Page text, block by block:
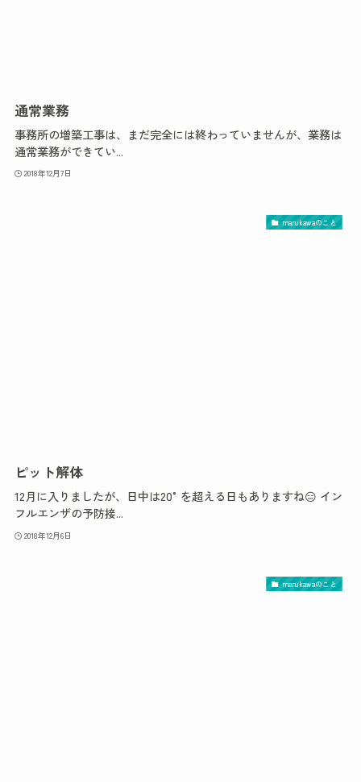
通常業務
事務所の増築工事は、まだ完全には終わっていませんが、業務は
通常業務ができてい...
2018年12月7日
marukawaのこと
ピット解体
12月に入りましたが、日中は20°を超える日もありますね😑 イン
フルエンザの予防接...
2018年12月6日
marukawaのこと